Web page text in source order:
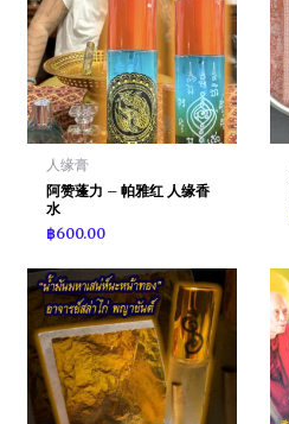
人缘膏
阿赞蓬力 – 帕雅红 人缘香
水
฿600.00